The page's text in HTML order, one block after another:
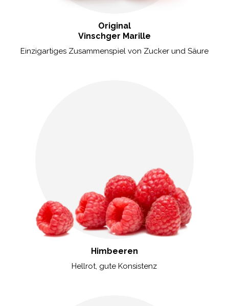
Original
Vinschger Marille
Einzigartiges Zusammenspiel von Zucker und Säure
Himbeeren
Hellrot, gute Konsistenz